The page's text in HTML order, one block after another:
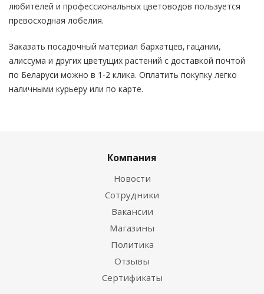
любителей и профессиональных цветоводов пользуется
превосходная лобелия.
Заказать посадочный материал бархатцев, гацании,
алиссума и других цветущих растений с доставкой почтой
по Беларуси можно в 1-2 клика. Оплатить покупку легко
наличными курьеру или по карте.
Компания
Новости
Сотрудники
Вакансии
Магазины
Политика
Отзывы
Сертификаты